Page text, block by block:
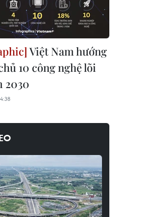
Việt Nam hướng
10 công nghệ lõi
2030